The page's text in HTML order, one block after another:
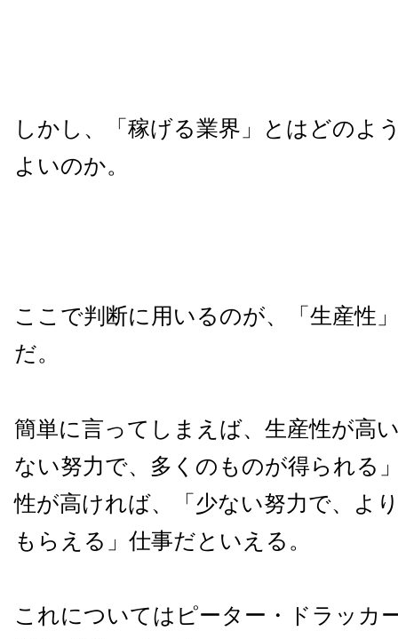
しかし、「稼げる業界」とはどのよ
よいのか。
ここで判断に用いるのが、「生産性
だ。
簡単に言ってしまえば、生産性が高
ない努力で、多くのものが得られる
性が高ければ、「少ない努力で、よ
もらえる」仕事だといえる。
これについてはピーター・ドラッカ